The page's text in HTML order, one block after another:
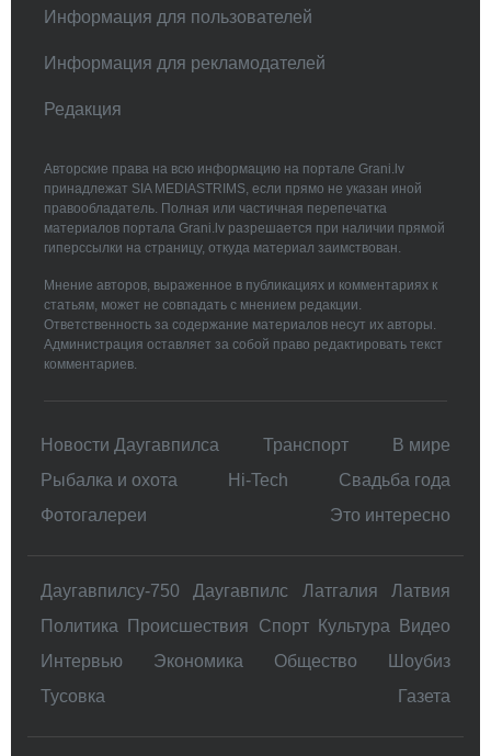
Информация для пользователей
Информация для рекламодателей
Редакция
Авторские права на всю информацию на портале Grani.lv
принадлежат SIA MEDIASTRIMS, если прямо не указан иной
правообладатель. Полная или частичная перепечатка
материалов портала Grani.lv разрешается при наличии прямой
гиперссылки на страницу, откуда материал заимствован.
Мнение авторов, выраженное в публикациях и комментариях к
статьям, может не совпадать с мнением редакции.
Ответственность за содержание материалов несут их авторы.
Администрация оставляет за собой право редактировать текст
комментариев.
Новости Даугавпилса Транспорт
В мире
Рыбалка и охота
Hi-Tech
Свадьбa года
Фотогалереи
Это интересно
Даугавпилсу-750 Даугавпилс Латгалия
Латвия
Политика
Происшествия Спорт Культура
Видео
Интервью
Экономика Общество
Шоубиз
Тусовка
Газета